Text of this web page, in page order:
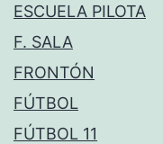
ESCUELA PILOTA
F. SALA
FRONTÓN
FÚTBOL
FÚTBOL 11